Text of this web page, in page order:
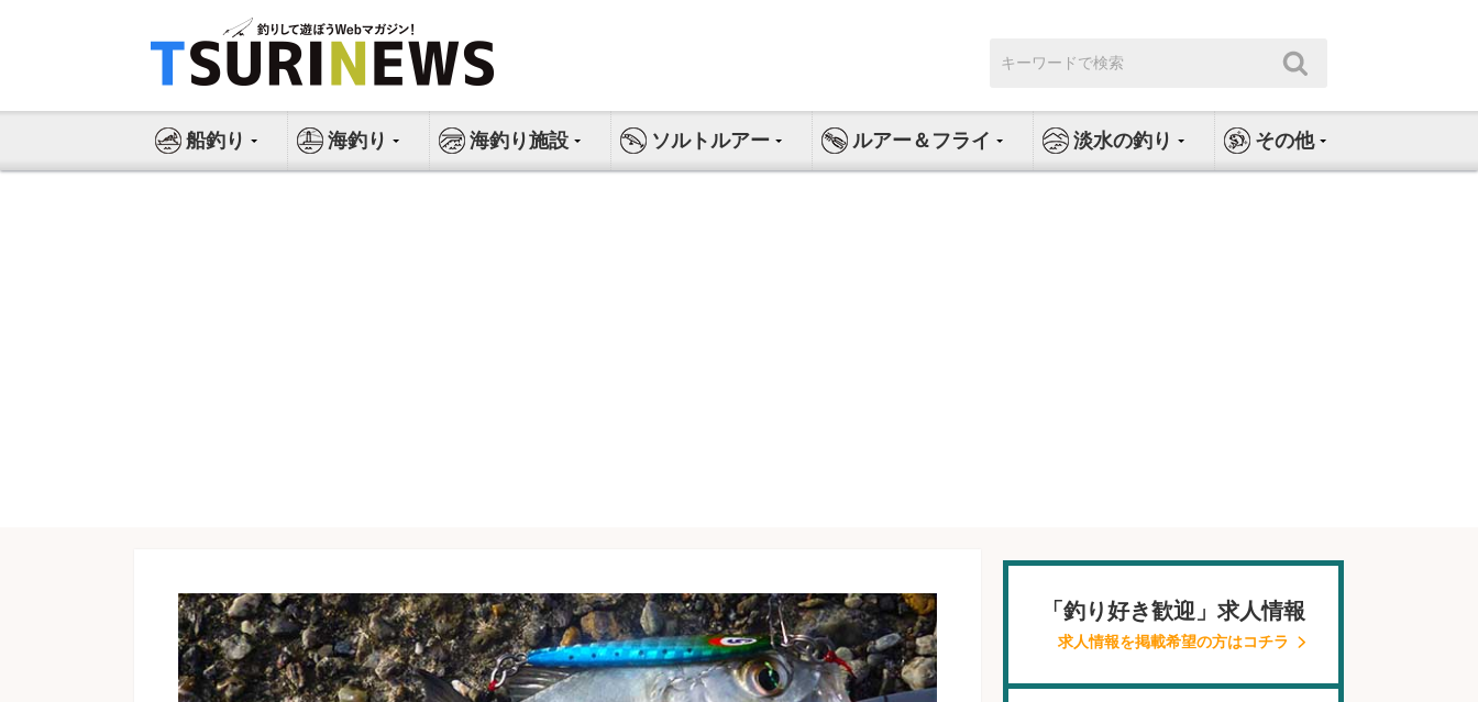
ス
索:
船釣り 海釣り 海釣り施設 ソルトルアー ルアー＆フライ 淡水の釣り その他
「釣り好き歓迎」求人情報
求人情報を掲載希望の方はコチラ